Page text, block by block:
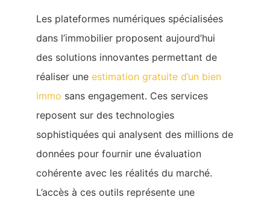
Les plateformes numériques spécialisées
dans l’immobilier proposent aujourd’hui
des solutions innovantes permettant de
réaliser une estimation gratuite d’un bien
immo sans engagement. Ces services
reposent sur des technologies
sophistiquées qui analysent des millions de
données pour fournir une évaluation
cohérente avec les réalités du marché.
L’accès à ces outils représente une